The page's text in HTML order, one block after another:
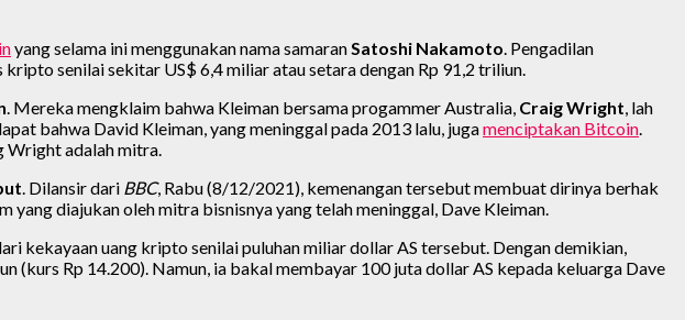
yang selama ini menggunakan nama samaran Satoshi Nakamoto . Pengadilan
senilai sekitar US$ 6,4 miliar atau setara dengan Rp 91,2 triliun.
. Mereka mengklaim bahwa Kleiman bersama progammer Australia, Craig Wright , lah
bahwa David Kleiman, yang meninggal pada 2013 lalu, jugamenciptakan Bitcoin
Wright adalah mitra.
. Dilansir dari BBC, Rabu (8/12/2021), kemenangan tersebut membuat dirinya berhak
diajukan oleh mitra bisnisnya yang telah meninggal, Dave Kleiman.
kekayaan uang kripto senilai puluhan miliar dollar AS tersebut. Dengan demikian,
Rp 14.200). Namun, ia bakal membayar 100 juta dollar AS kepada keluarga Dave